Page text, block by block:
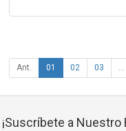
Ant. 01 02 03 ...
¡Suscríbete a Nuestro